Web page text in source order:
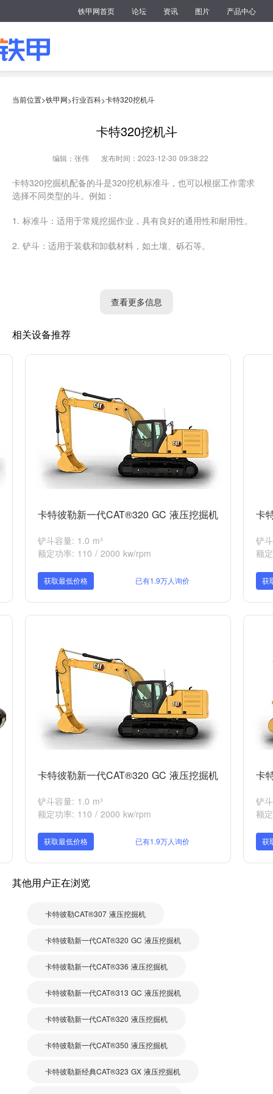
铁甲网首页 论坛 资讯 图片 产品中心
当前位置>铁甲网>行业百科>卡特320挖机斗
卡特320挖机斗
编辑：张伟 发布时间：2023-12-30 09:38:22
卡特320挖掘机配备的斗是320挖机标准斗，也可以根据工作需求
选择不同类型的斗。例如：
1. 标准斗：适用于常规挖掘作业，具有良好的通用性和耐用性。
2. 铲斗：适用于装载和卸载材料，如土壤、砾石等。
4. 高倾斗：适用于挖掘深度较浅的作业，如开沟、铺设管道等。
作需求和地质条件。
查看更多信息
相关设备推荐
卡特彼勒新一代CAT®320 GC 液压挖掘机
铲斗容量: 1.0 m³
额定功率: 110 / 2000 kw/rpm
获取最低价格 已有1.9万人询价
卡
铲
额
获
卡特彼勒新一代CAT®320 GC 液压挖掘机
铲斗容量: 1.0 m³
额定功率: 110 / 2000 kw/rpm
获取最低价格 已有1.9万人询价
卡
铲
额
获
其他用户正在浏览
卡特彼勒CAT®307 液压挖掘机
卡特彼勒新一代CAT®320 GC 液压挖掘机
卡特彼勒新一代CAT®336 液压挖掘机
卡特彼勒新一代CAT®313 GC 液压挖掘机
卡特彼勒新一代CAT®320 液压挖掘机
卡特彼勒新一代CAT®350 液压挖掘机
卡特彼勒新经典CAT®323 GX 液压挖掘机